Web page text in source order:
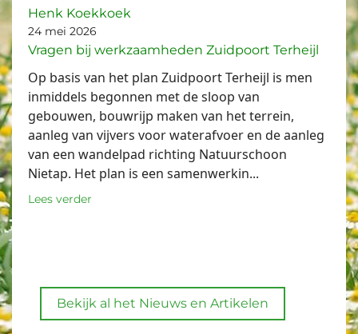
Henk Koekkoek
24 mei 2026
Vragen bij werkzaamheden Zuidpoort Terheijl
Op basis van het plan Zuidpoort Terheijl is men
inmiddels begonnen met de sloop van
gebouwen, bouwrijp maken van het terrein,
aanleg van vijvers voor waterafvoer en de aanleg
van een wandelpad richting Natuurschoon
Nietap. Het plan is een samenwerkin...
Lees verder
Bekijk al het Nieuws en Artikelen